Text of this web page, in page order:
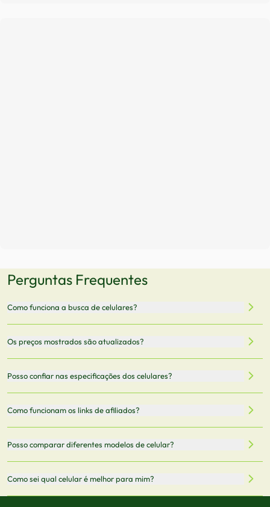
Perguntas Frequentes
Como funciona a busca de celulares?
armazenamento, memória RAM, bateria e conectividade
5G.
Os preços mostrados são atualizados?
vendedor antes de finalizar sua compra.
Posso confiar nas especificações dos celulares?
informações mais recentes de cada modelo.
Como funcionam os links de afiliados?
comissão sem custo adicional para você.
Posso comparar diferentes modelos de celular?
Sim! Você pode selecionar até 3 celulares para comparar
Como sei qual celular é melhor para mim?